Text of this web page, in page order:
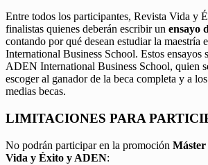
Entre todos los participantes, Revista Vida y
finalistas quienes deberán escribir un ensayo
contando por qué desean estudiar la maestría
International Business School. Estos ensayos
ADEN International Business School, quien
escoger al ganador de la beca completa y a
medias becas.
LIMITACIONES PARA
No podrán participar en la promoción Máster
Vida y Éxito y ADEN: